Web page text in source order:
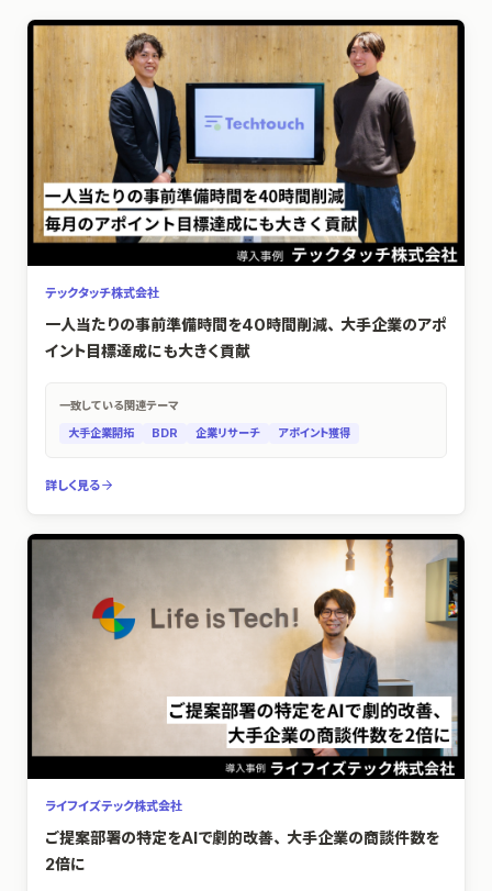
テックタッチ株式会社
一人当たりの事前準備時間を40時間削減、大手企業のアポ
イント目標達成にも大きく貢献
一致している関連テーマ
大手企業開拓
BDR 企業リサーチ アポイント獲得
詳しく見る
ライフイズテック株式会社
ご提案部署の特定をAIで劇的改善、大手企業の商談件数を
2倍に